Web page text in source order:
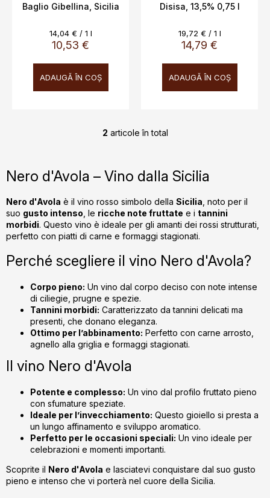
Baglio Gibellina, Sicilia
10,53 €
Evaluare
preţ:
14,04 € / 1 l
ADAUGĂ ÎN COŞ
Disisa, 13,5% 0,75 l
14,79 €
Evaluare
preţ:
19,72 € / 1 l
ADAUGĂ ÎN COŞ
C
t
o
l
u
l
s
t
ă
r
i
l
2 articole în total
Nero d'Avola – Vino dalla Sicilia
Nero d'Avola è il vino rosso simbolo della Sicilia, noto per il
suo gusto intenso, le ricche note fruttate e i tannini
morbidi. Questo vino è ideale per gli amanti dei rossi strutturati,
perfetto con piatti di carne e formaggi stagionati.
Perché scegliere il vino Nero d'Avola?
Corpo pieno: Un vino dal corpo deciso con note intense
di ciliegie, prugne e spezie.
Tannini morbidi: Caratterizzato da tannini delicati ma
presenti, che donano eleganza.
Ottimo per l’abbinamento: Perfetto con carne arrosto,
agnello alla griglia e formaggi stagionati.
Il vino Nero d'Avola
Potente e complesso: Un vino dal profilo fruttato pieno
con sfumature speziate.
Ideale per l’invecchiamento: Questo gioiello si presta a
un lungo affinamento e sviluppo aromatico.
Perfetto per le occasioni speciali: Un vino ideale per
celebrazioni e momenti importanti.
Scoprite il Nero d'Avola e lasciatevi conquistare dal suo gusto
pieno e intenso che vi porterà nel cuore della Sicilia.